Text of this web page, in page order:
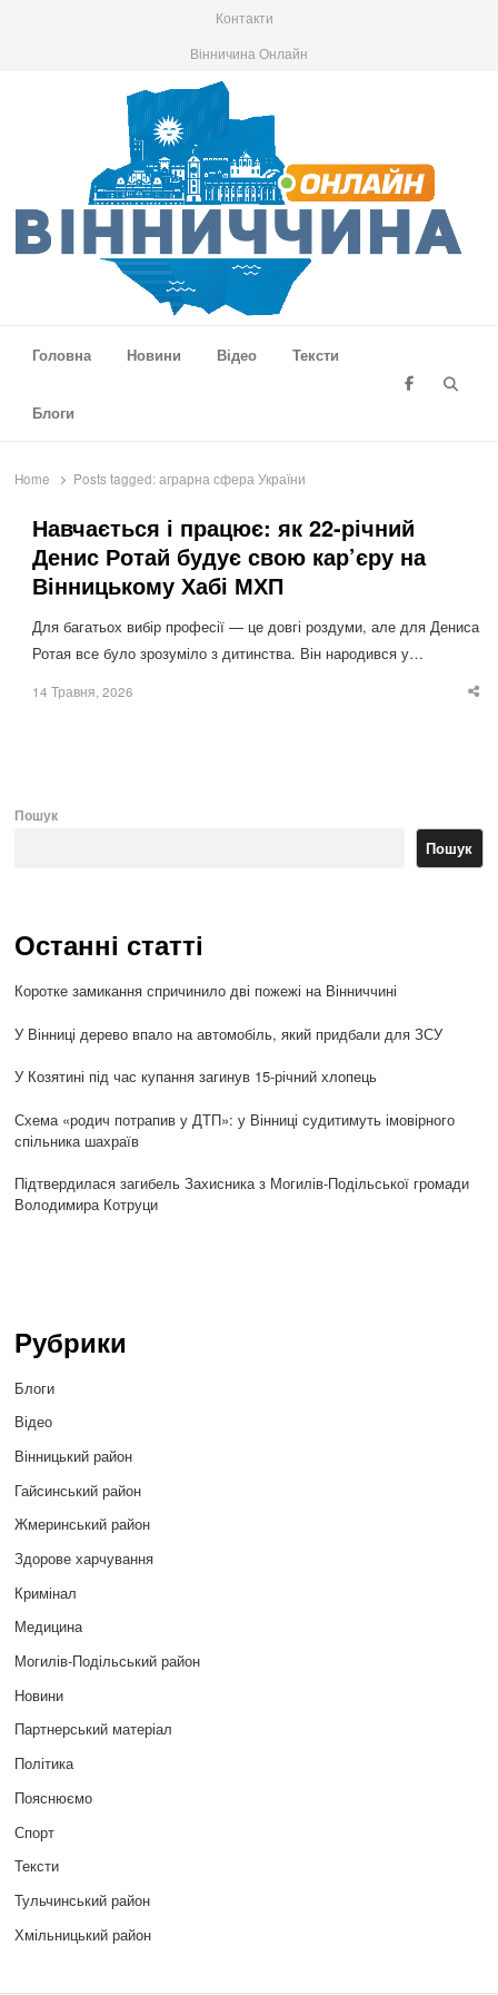
Контакти
Вінничина Онлайн
Головна
Новини Відео Тексти
Блоги
Home Posts tagged:аграрна сфера України
Навчається і працює: як 22-річний
Денис Ротай будує свою кар’єру на
Вінницькому Хабі МХП
Для багатьох вибір професії — це довгі роздуми, але для Дениса
Ротая все було зрозуміло з дитинства. Він народився у…
14 Травня, 2026
Пошук
Пошук
Останні статті
Коротке замикання спричинило дві пожежі на Вінниччині
У Вінниці дерево впало на автомобіль, який придбали для ЗСУ
У Козятині під час купання загинув 15-річний хлопець
Схема «родич потрапив у ДТП»: у Вінниці судитимуть імовірного
спільника шахраїв
Підтвердилася загибель Захисника з Могилів-Подільської громади
Володимира Котруци
Рубрики
Блоги
Відео
Вінницький район
Гайсинський район
Жмеринський район
Здорове харчування
Кримінал
Медицина
Могилів-Подільський район
Новини
Партнерський матеріал
Політика
Пояснюємо
Спорт
Тексти
Тульчинський район
Хмільницький район